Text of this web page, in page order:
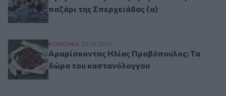
παζάρι της Σπερχειάδας (α)
Αραρίσκοντας Ηλίας Προβόπουλος: Τα δώρα
ΚΟΙΝΩΝΙΑ 20.10.2021
Αραρίσκοντας Ηλίας Προβόπουλος: Τα
δώρα του καστανόλογγου